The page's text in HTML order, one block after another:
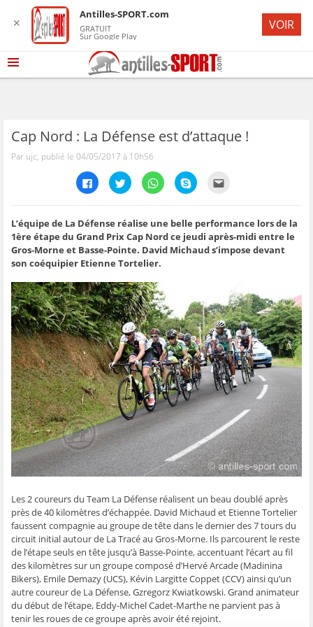
Cap Nord : La Défense est d’attaque !
Par ujc, publié le 04/05/2017 à 10h56
C
l
e
z
p
o
u
r
a
r
t
a
g
e
r
s
u
r
F
a
c
e
b
o
o
k
(
o
u
v
r
e
n
u
n
e
n
o
u
v
e
l
e
e
C
l
e
z
p
o
u
r
a
r
t
a
g
e
r
s
u
r
T
w
i
t
t
e
r
(
o
u
v
r
e
d
s
n
e
n
o
u
v
e
l
e
f
e
n
C
l
e
z
p
o
u
r
a
r
t
a
g
e
r
s
u
r
W
h
a
t
s
A
p
p
(
o
u
v
r
e
n
u
n
e
n
o
u
v
e
l
l
e
f
e
C
l
e
z
p
o
u
a
g
e
r
s
u
r
S
k
y
p
(
o
u
v
r
e
d
a
n
n
e
n
o
u
v
e
l
l
e
f
e
n
ê
t
e
z
p
o
u
o
y
e
r
p
a
r
e
-
m
a
i
l
n
a
m
i
(
o
u
e
d
a
n
s
u
n
e
n
o
u
v
l
L’équipe de La Défense réalise une belle performance lors de la
1ère étape du Grand Prix Cap Nord ce jeudi après-midi entre le
Gros-Morne et Basse-Pointe. David Michaud s’impose devant
son coéquipier Etienne Tortelier.
Les 2 coureurs du Team La Défense réalisent un beau doublé après
près de 40 kilomètres d’échappée. David Michaud et Etienne Tortelier
faussent compagnie au groupe de tête dans le dernier des 7 tours du
circuit initial autour de La Tracé au Gros-Morne. Ils parcourent le reste
de l’étape seuls en tête jusqu’à Basse-Pointe, accentuant l’écart au fil
des kilomètres sur un groupe composé d’Hervé Arcade (Madinina
Bikers), Emile Demazy (UCS), Kévin Largitte Coppet (CCV) ainsi qu’un
autre coureur de La Défense, Gzregorz Kwiatkowski. Grand animateur
du début de l’étape, Eddy-Michel Cadet-Marthe ne parvient pas à
tenir les roues de ce groupe après avoir été rejoint.
✕
Antilles-SPORT.com
GRATUIT
Sur Google Play
VOIR